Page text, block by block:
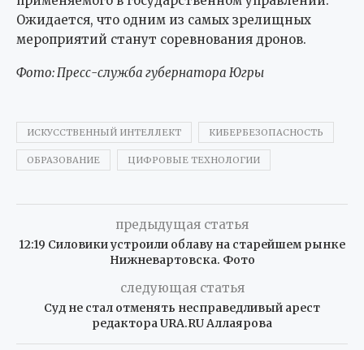
Ожидается, что одним из самых зрелищных
мероприятий станут соревнования дронов.
Фото: Пресс-служба губернатора Югры
ИСКУССТВЕННЫЙ ИНТЕЛЛЕКТ КИБЕРБЕЗОПАСНОСТЬ
ОБРАЗОВАНИЕ ЦИФРОВЫЕ ТЕХНОЛОГИИ
предыдущая статья
12:19 Силовики устроили облаву на старейшем рынке
Нижневартовска. Фото
следующая статья
Суд не стал отменять несправедливый арест
редактора URA.RU Аллаярова